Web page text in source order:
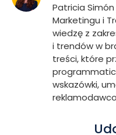
Patricia
Marketingu i
wiedzę z
i trendów w
treści, które
wskazówki,